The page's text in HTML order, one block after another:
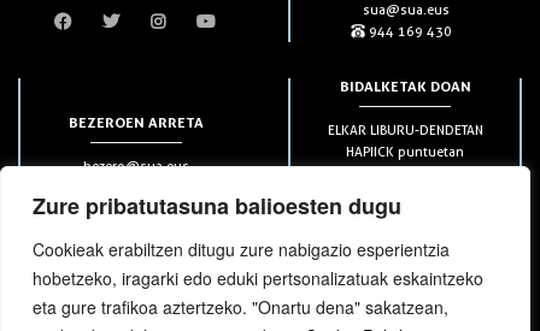
Zure pribatutasuna balioesten dugu
Cookieak erabiltzen ditugu zure nabigazio esperientzia
hobetzeko, iragarki edo eduki pertsonalizatuak eskaintzeko
eta gure trafikoa aztertzeko. "Onartu dena" sakatzean,
sua@sua.eus
944 169 430
BEZEROEN ARRETA
bezero@sua.eus
HARPIDETZAK
BIDALKETAK DOAN
ELKAR LIBURU-DENDETAN
HAPIICK puntuetan
(soilik penintsulan)